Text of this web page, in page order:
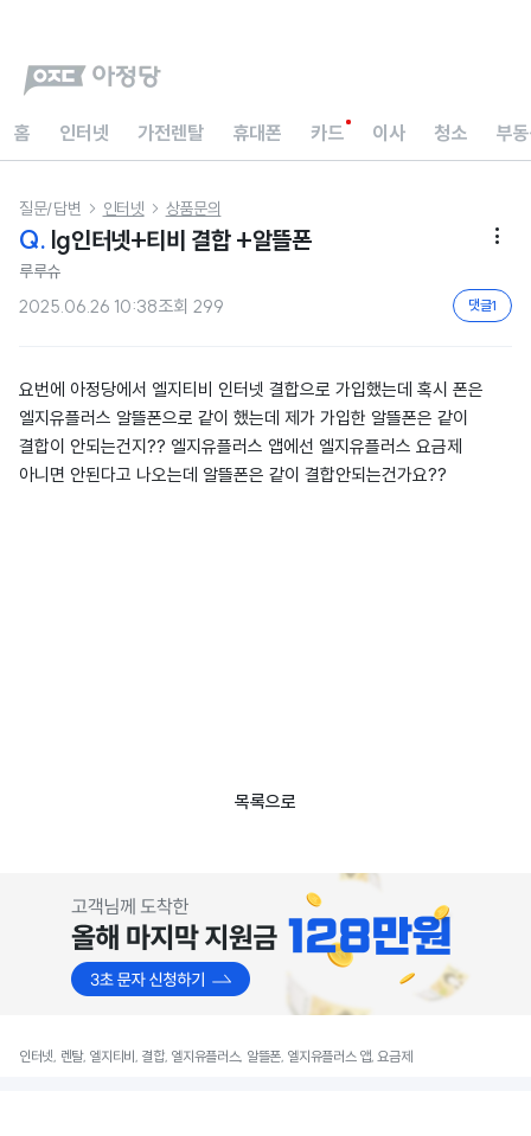
홈 인터넷 가전렌탈 휴대폰 카드 이사 청소 부
질문/답변  인터넷  상품문의
Q. lg인터넷+티비 결합 +알뜰폰 
루루슈
2025.06.26 10:38조회 299 댓글1
요번에 아정당에서 엘지티비 인터넷 결합으로 가입했는데 혹시 폰은
엘지유플러스 알뜰폰으로 같이 했는데 제가 가입한 알뜰폰은 같이
결합이 안되는건지?? 엘지유플러스 앱에선 엘지유플러스 요금제
아니면 안된다고 나오는데 알뜰폰은 같이 결합안되는건가요??
목록으로
인터넷, 렌탈, 엘지티비, 결합, 엘지유플러스, 알뜰폰, 엘지유플러스 앱, 요금제